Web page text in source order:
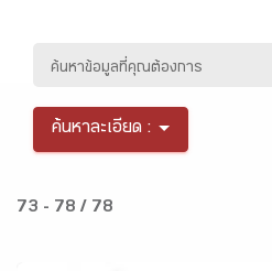
ค้นหาละเอียด :
73 - 78 / 78